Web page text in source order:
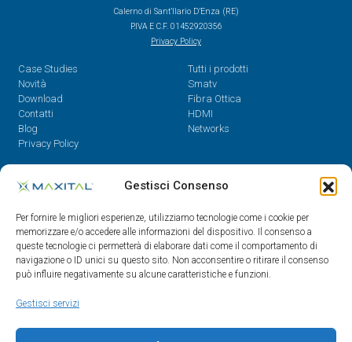
Gestisci Consenso
Per fornire le migliori esperienze, utilizziamo tecnologie come i cookie per
memorizzare e/o accedere alle informazioni del dispositivo. Il consenso a
queste tecnologie ci permetterà di elaborare dati come il comportamento di
navigazione o ID unici su questo sito. Non acconsentire o ritirare il consenso
può influire negativamente su alcune caratteristiche e funzioni.
Gestisci servizi
Calerno di Sant’Ilario D’Enza (RE)
P.IVA E C.F. 01452920356
Privacy Policy
Case Studies
Novità
Download
Contatti
Blog
Privacy Policy
Tutti i prodotti
Smatv
Fibra Ottica
HDMI
Networks
Contatti
08.30 - 12.30 / 14 - 18
0522/909701
0522/909748